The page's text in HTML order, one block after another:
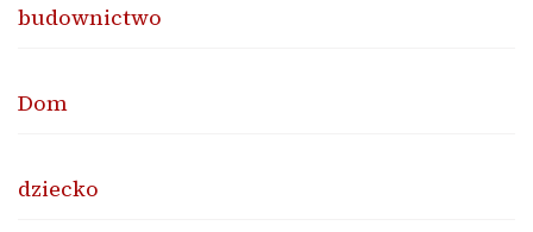
budownictwo
Dom
dziecko